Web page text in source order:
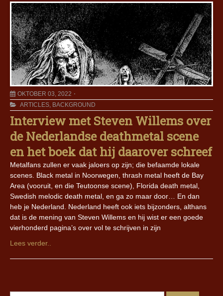
OKTOBER 03, 2022
ARTICLES, BACKGROUND
Interview met Steven Willems over
de Nederlandse deathmetal scene
en het boek dat hij daarover schreef
Metalfans zullen er vaak jaloers op zijn; die befaamde lokale
scenes. Black metal in Noorwegen, thrash metal heeft de Bay
Area (vooruit, en die Teutoonse scene), Florida death metal,
Swedish melodic death metal, en ga zo maar door… En dan
heb je Nederland. Nederland heeft ook iets bijzonders, althans
dat is de mening van Steven Willems en hij wist er een goede
vierhonderd pagina’s over vol te schrijven in zijn
Lees verder..